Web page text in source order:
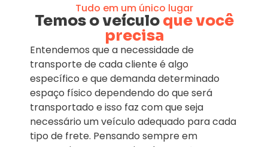
Tudo em um único lugar
Temos o veículoque você
precisa
Entendemos que a necessidade de
transporte de cada cliente é algo
específico e que demanda determinado
espaço físico dependendo do que será
transportado e isso faz com que seja
necessário um veículo adequado para cada
tipo de frete. Pensando sempre em